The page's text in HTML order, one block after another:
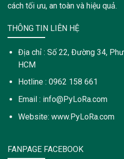
cách tối ưu, an toàn và hiệu quả.
THÔNG TIN LIÊN HỆ
Địa chỉ : Số 22, Đường 34,
HCM
Hotline : 0962 158 661
Email : info@PyLoRa.com
Website: www.PyLoRa.com
FANPAGE FACEBOOK